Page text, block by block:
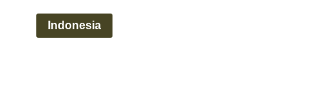
Indonesia